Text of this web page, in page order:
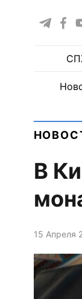
В
15 Апреля